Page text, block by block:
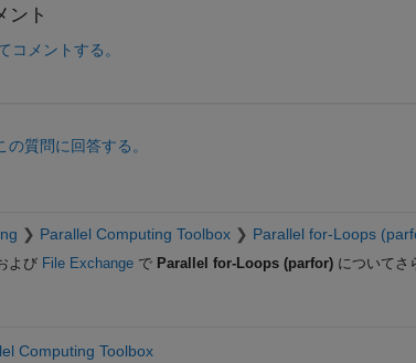
ント
コメントする。
質問に回答する。
Parallel Computing Toolbox Parallel for-Loops
よび File Exchangeで Parallel for-Loops (parfor)についてさ
Computing Toolbox